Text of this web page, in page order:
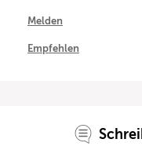
Melden
Empfehlen